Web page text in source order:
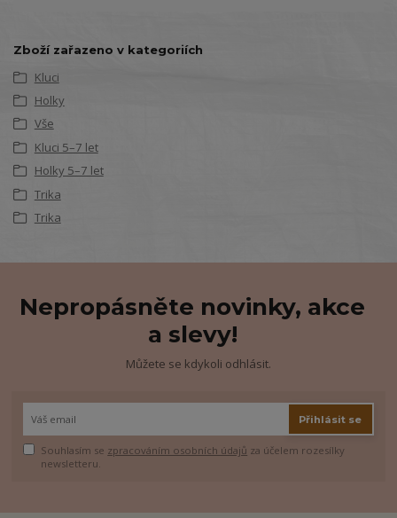
Zboží zařazeno v kategoriích
Kluci
Holky
Vše
Kluci 5–7 let
Holky 5–7 let
Trika
Trika
Nepropásněte novinky, akce
a slevy!
Můžete se kdykoli odhlásit.
Přihlásit se
Souhlasím se zpracováním osobních údajů za účelem rozesílky
newsletteru.